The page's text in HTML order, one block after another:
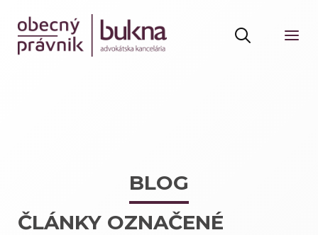
BLOG
ČLÁNKY OZNAČENÉ